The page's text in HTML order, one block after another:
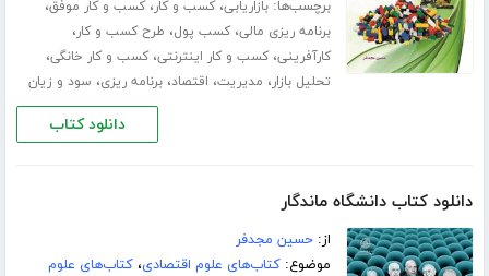
برچسب‌ها:بازاریابی،کسب و کار،کسب و کار موفق،
برنامه ریزی مالی،کسب پول، طرح کسب و کار،
کارآفرینی،کسب و کار اینترنتی،کسب و کار خانگی،
تحلیل بازار، مدیریت، اقتصاد،برنامه ریزی، سود و زیان
دانلود کتاب
دانلود کتاب دانشگاه ماندگار
از:حسین مجدفر
موضوع:کتاب‌های علوم اقتصادی،کتاب‌های علوم